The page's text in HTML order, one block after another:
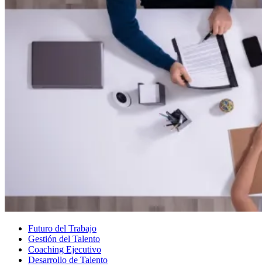
Futuro del Trabajo
Gestión del Talento
Coaching Ejecutivo
Desarrollo de Talento